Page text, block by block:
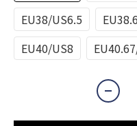
EU38/US6.5
EU40/US8